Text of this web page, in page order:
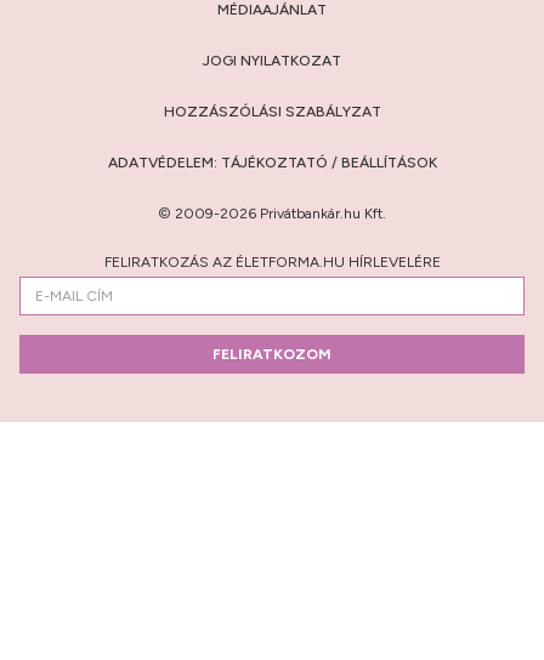
MÉDIAAJÁNLAT
JOGI NYILATKOZAT
HOZZÁSZÓLÁSI SZABÁLYZAT
ADATVÉDELEM: TÁJÉKOZTATÓ / BEÁLLÍTÁSOK
© 2009-2026 Privátbankár.hu Kft.
FELIRATKOZÁS AZ ÉLETFORMA.HU HÍRLEVELÉRE
FELIRATKOZOM